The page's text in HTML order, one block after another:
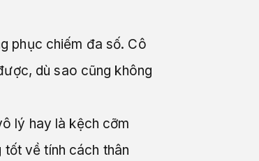
phục chiếm đa số. Cô
dù sao cũng không
lý hay là kệch cỡm
về tính cách thân